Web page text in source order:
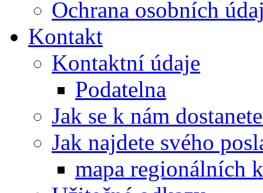
Ochrana osobních
Kontakt
Kontaktní údaje
Podatelna
Jak se k nám
Jak najdete svého
mapa regionálních